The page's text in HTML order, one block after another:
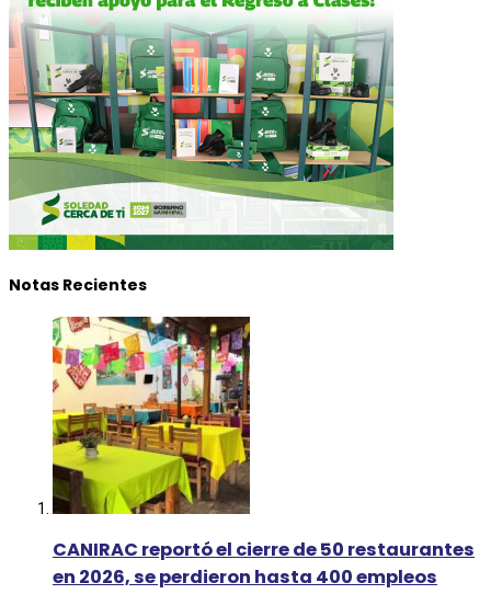
Notas Recientes
CANIRAC reportó el cierre de 50 restaurantes
en 2026, se perdieron hasta 400 empleos